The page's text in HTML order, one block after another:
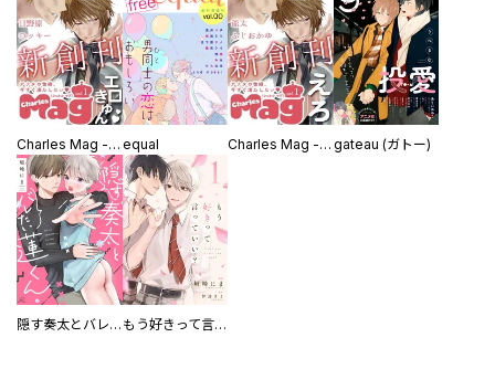
Charles Mag -エロきゅん- equal Charles Mag -えろ- gateau (ガトー)
隠す奏太とバレたい蓮くん もう好きって言っていい？【単話版】